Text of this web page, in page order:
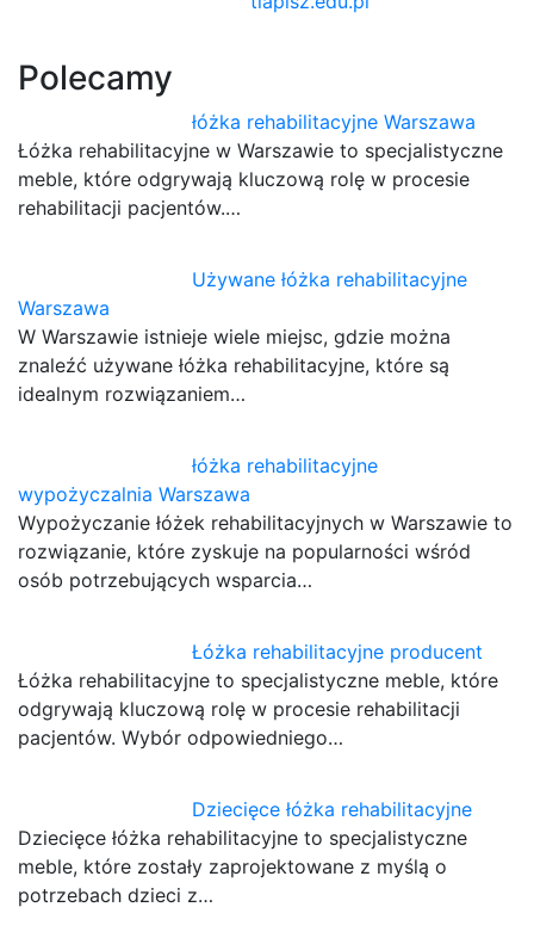
Polecamy
łóżka rehabilitacyjne Warszawa
Łóżka rehabilitacyjne w Warszawie to specjalistyczne
meble, które odgrywają kluczową rolę w procesie
rehabilitacji pacjentów.…
Używane łóżka rehabilitacyjne
Warszawa
W Warszawie istnieje wiele miejsc, gdzie można
znaleźć używane łóżka rehabilitacyjne, które są
idealnym rozwiązaniem…
łóżka rehabilitacyjne
wypożyczalnia Warszawa
Wypożyczanie łóżek rehabilitacyjnych w Warszawie to
rozwiązanie, które zyskuje na popularności wśród
osób potrzebujących wsparcia…
Łóżka rehabilitacyjne producent
Łóżka rehabilitacyjne to specjalistyczne meble, które
odgrywają kluczową rolę w procesie rehabilitacji
pacjentów. Wybór odpowiedniego…
Dziecięce łóżka rehabilitacyjne
Dziecięce łóżka rehabilitacyjne to specjalistyczne
meble, które zostały zaprojektowane z myślą o
potrzebach dzieci z…